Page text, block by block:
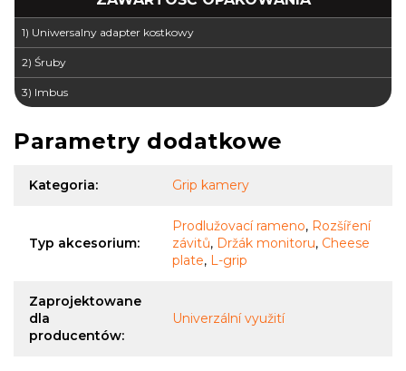
1) Uniwersalny adapter kostkowy
2) Śruby
3) Imbus
Parametry dodatkowe
Kategoria: Grip kamery
Typ akcesorium:
Prodlužovací rameno, Rozšíření
závitů, Držák monitoru, Cheese
plate, L-grip
Zaprojektowane
dla
producentów:
Univerzální využití